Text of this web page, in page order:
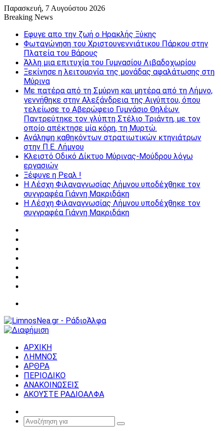
Παρασκευή, 7 Αυγούστου 2026
Breaking News
Εφυγε απο την ζωή o Ηρακλής Ξύκης
Φωταγώγηση του Χριστουγεννιάτικου Πάρκου στην
Πλατεία του Βάρους
Άλλη μια επιτυχία του Γυμνασίου Λιβαδοχωρίου
Ξεκίνησε η λειτουργία της μονάδας αφαλάτωσης στη
Μύρινα
Με πατέρα από τη Σμύρνη και μητέρα από τη Λήμνο,
γεννήθηκε στην Αλεξάνδρεια της Αιγύπτου, όπου
τελείωσε το Αβερώφειο Γυμνάσιο Θηλέων.
Παντρεύτηκε τον γλύπτη Στέλιο Τριάντη, με τον
οποίο απέκτησε μία κόρη, τη Μυρτώ.
Ανάληψη καθηκόντων στρατιωτικών κτηνιάτρων
στην Π.Ε. Λήμνου
Κλειστό Οδικό Δίκτυο Μύρινας-Μούδρου λόγω
εργασιών
Ξέφυγε η Ρεαλ !
Η Λέσχη Φιλαναγνωσίας Λήμνου υποδέχθηκε τον
συγγραφέα Γιάννη Μακριδάκη
Η Λέσχη Φιλαναγνωσίας Λήμνου υποδέχθηκε τον
συγγραφέα Γιάννη Μακριδάκη
ΑΡΧΙΚΗ
ΛΗΜΝΟΣ
ΑΡΘΡΑ
ΠΕΡΙΟΔΙΚΟ
ΑΝΑΚΟΙΝΩΣΕΙΣ
ΑΚΟΥΣΤΕ ΡΑΔΙΟΑΛΦΑ
Article
Αναζήτηση